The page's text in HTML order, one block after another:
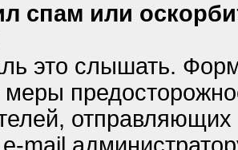
спам или
это слышать.
меры